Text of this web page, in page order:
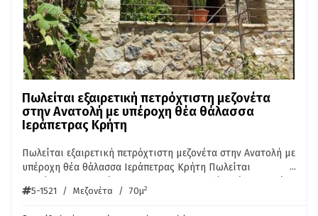
Πωλείται εξαιρετική πετρόχτιστη μεζονέτα
στην Ανατολή με υπέροχη θέα θάλασσα
Ιεράπετρας Κρήτη
Πωλείται εξαιρετική πετρόχτιστη μεζονέτα στην Ανατολή με
υπέροχη θέα θάλασσα Ιεράπετρας Κρήτη Πωλείται
πανέμορφο παραδοσιακό χωριό με θέα και απόλυτη ηρεμία.
...
5-1521 / Μεζονέτα / 70μ2